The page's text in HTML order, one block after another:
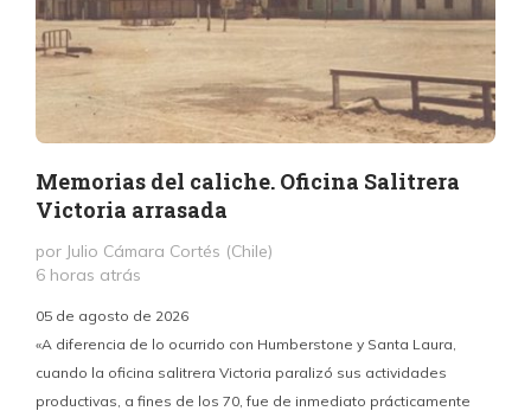
Memorias del caliche. Oficina Salitrera
Victoria arrasada
por Julio Cámara Cortés (Chile)
6 horas atrás
05 de agosto de 2026
«A diferencia de lo ocurrido con Humberstone y Santa Laura,
cuando la oficina salitrera Victoria paralizó sus actividades
productivas, a fines de los 70, fue de inmediato prácticamente